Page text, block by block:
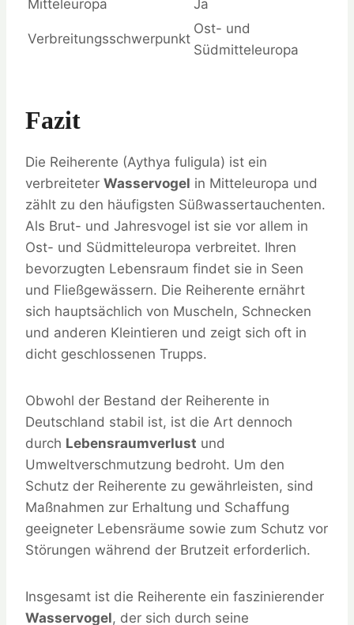
Mitteleuropa
Ja
Verbreitungsschwerpunkt
Ost- und
Südmitteleuropa
Fazit
Die Reiherente (Aythya fuligula) ist ein
verbreiteter Wasservogel in Mitteleuropa und
zählt zu den häufigsten Süßwassertauchenten.
Als Brut- und Jahresvogel ist sie vor allem in
Ost- und Südmitteleuropa verbreitet. Ihren
bevorzugten Lebensraum findet sie in Seen
und Fließgewässern. Die Reiherente ernährt
sich hauptsächlich von Muscheln, Schnecken
und anderen Kleintieren und zeigt sich oft in
dicht geschlossenen Trupps.
Obwohl der Bestand der Reiherente in
Deutschland stabil ist, ist die Art dennoch
durch Lebensraumverlust und
Umweltverschmutzung bedroht. Um den
Schutz der Reiherente zu gewährleisten, sind
Maßnahmen zur Erhaltung und Schaffung
geeigneter Lebensräume sowie zum Schutz vor
Störungen während der Brutzeit erforderlich.
Insgesamt ist die Reiherente ein faszinierender
Wasservogel, der sich durch seine